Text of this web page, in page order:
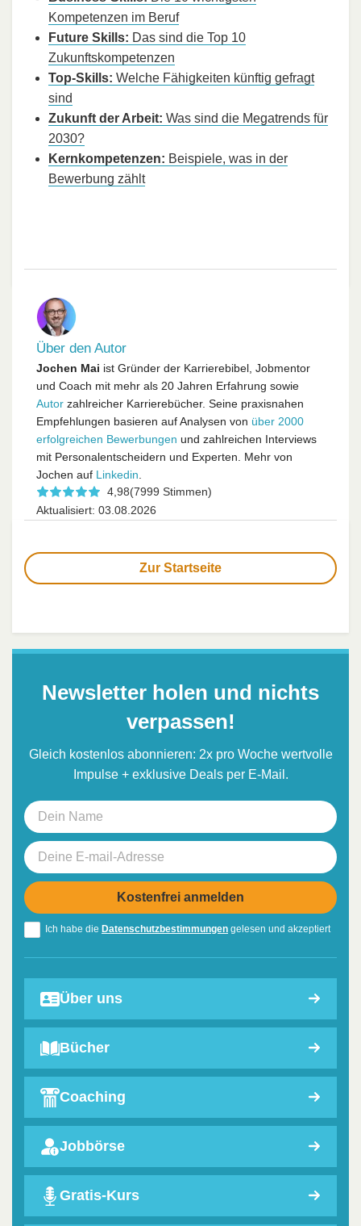
Kompetenzen im Beruf
Future Skills: Das sind die Top 10
Zukunftskompetenzen
Top-Skills: Welche Fähigkeiten künftig gefragt
sind
Zukunft der Arbeit: Was sind die Megatrends für
2030?
Kernkompetenzen: Beispiele, was in der
Bewerbung zählt
Über den Autor
Jochen Mai ist Gründer der Karrierebibel, Jobmentor
und Coach mit mehr als 20 Jahren Erfahrung sowie
Autor zahlreicher Karrierebücher. Seine praxisnahen
Empfehlungen basieren auf Analysen von über 2000
erfolgreichen Bewerbungen und zahlreichen Interviews
mit Personalentscheidern und Experten. Mehr von
Jochen auf Linkedin.
4,98(7999 Stimmen)
Aktualisiert: 03.08.2026
Zur Startseite
Newsletter holen und nichts
verpassen!
Gleich kostenlos abonnieren: 2x pro Woche wertvolle
Impulse + exklusive Deals per E-Mail.
Ich habe die Datenschutzbestimmungen gelesen und akzeptiert
Über uns
Bücher
Coaching
Jobbörse
Gratis-Kurs